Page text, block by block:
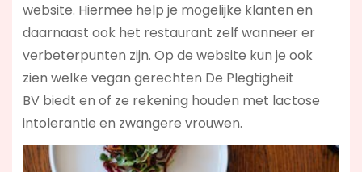
website. Hiermee help je mogelijke klanten en
daarnaast ook het restaurant zelf wanneer er
verbeterpunten zijn. Op de website kun je ook
zien welke vegan gerechten De Plegtigheit
BV biedt en of ze rekening houden met lactose
intolerantie en zwangere vrouwen.